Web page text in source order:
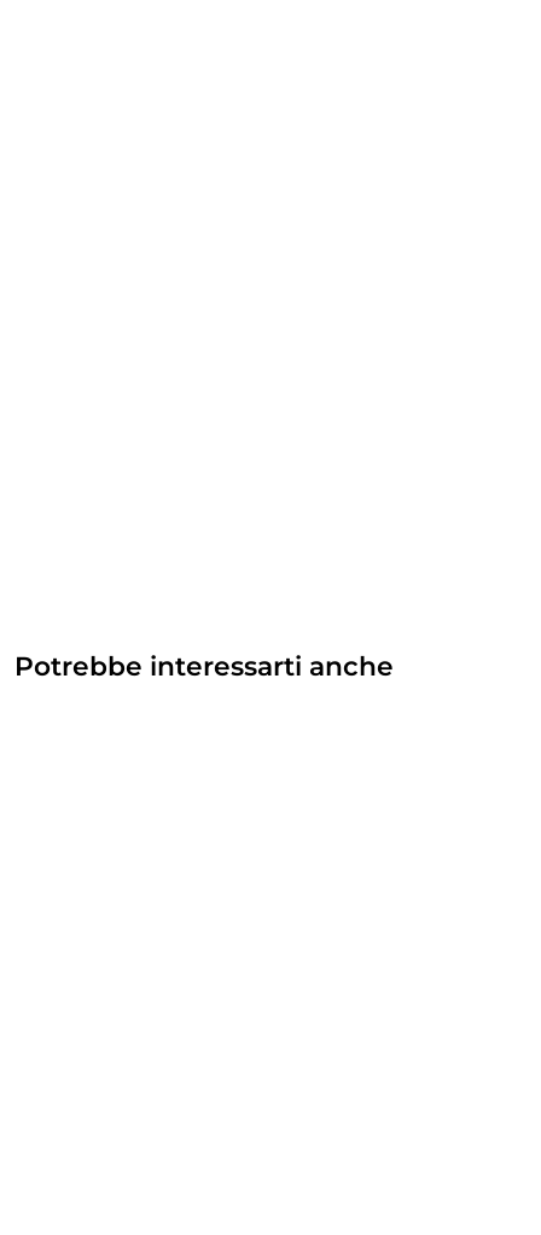
Potrebbe interessarti anche